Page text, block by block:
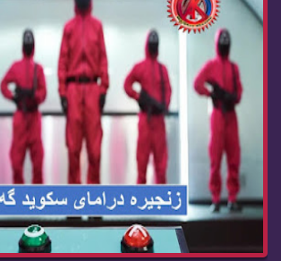
زنجیره‌ درامای سكوید گه‌یم ئه‌ڵقه‌ی 11 Squid Ga...